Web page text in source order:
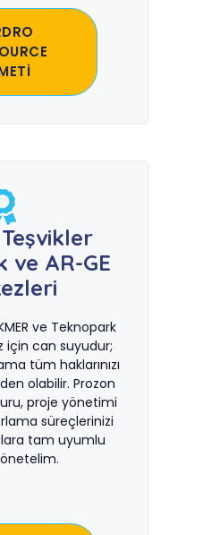
ve AR-GE
ve Teknopark
için can suyudur;
tüm haklarınızı
olabilir. Prozon
proje yönetimi
süreçlerinizi
tam uyumlu